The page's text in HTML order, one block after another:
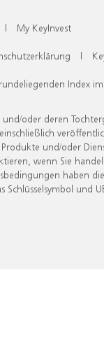
| My KeyInvest
|
Index
oder deren
und/oder
wenn Sie
haben
und